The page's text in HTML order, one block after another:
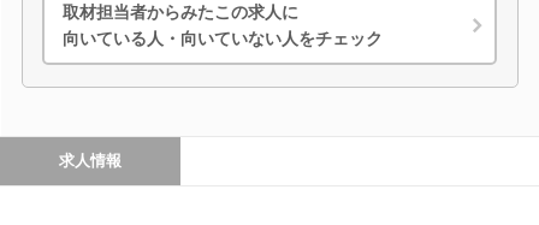
取材担当者からみたこの求人に
向いている人・向いていない人をチェック
求人情報